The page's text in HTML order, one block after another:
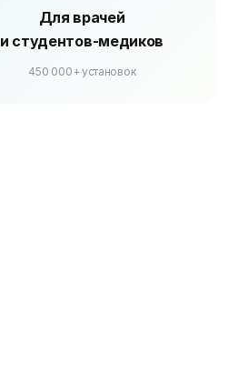
Для врачей
и студентов-медиков
450 000+ установок